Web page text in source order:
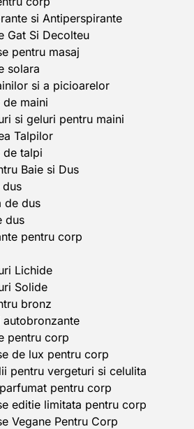
si Antiperspirante
Gat Si Decolteu
pentru masaj
solara
si a picioarelor
de maini
si geluri pentru maini
Talpilor
de talpi
Baie si Dus
dus
de dus
dus
pentru corp
Lichide
Solide
bronz
autobronzante
pentru corp
de lux pentru corp
pentru vergeturi si celulita
pentru corp
editie limitata pentru corp
Vegane Pentru Corp